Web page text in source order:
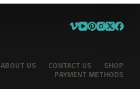
SHOP
CONTACT US
ABOUT US
PAYMENT METHODS